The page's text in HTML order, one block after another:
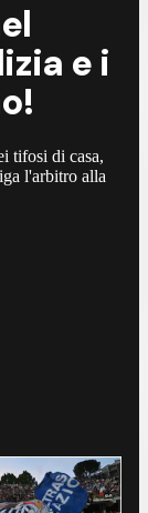
e i
tifosi di casa,
l'arbitro alla